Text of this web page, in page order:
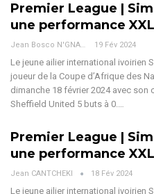
Premier League |
une performance
Jean Bosco N'GNAMA 19 Fév 2024
Le jeune ailier international ivoirien
joueur de la Coupe d’Afrique des
dimanche 18 février 2024 avec son
Sheffield United 5 buts à 0.…
Premier League |
une performance
Jean CANTCHEKI 18 Fév 2024
Le jeune ailier international ivoirien